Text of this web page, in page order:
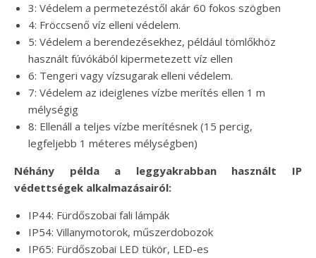
3: Védelem a permetezéstől akár 60 fokos szögben
4: Fröccsenő víz elleni védelem.
5: Védelem a berendezésekhez, például tömlőkhöz
használt fúvókából kipermetezett víz ellen
6: Tengeri vagy vízsugarak elleni védelem.
7: Védelem az ideiglenes vízbe merítés ellen 1 m
mélységig
8: Ellenáll a teljes vízbe merítésnek (15 percig,
legfeljebb 1 méteres mélységben)
Néhány példa a leggyakrabban használt IP
védettségek alkalmazásairól:
IP44: Fürdőszobai fali lámpák
IP54: Villanymotorok, műszerdobozok
IP65: Fürdőszobai LED tükör, LED-es